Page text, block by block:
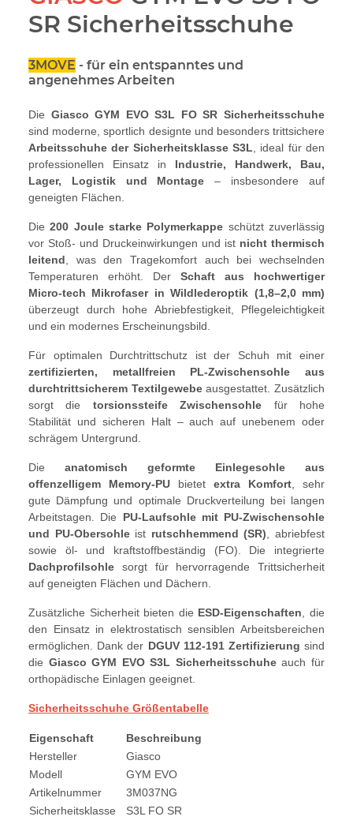
SR Sicherheitsschuhe
3MOVE - für ein entspanntes und
angenehmes Arbeiten
Die Giasco GYM EVO S3L FO SR Sicherheitsschuhe
sind moderne, sportlich designte und besonders trittsichere
Arbeitsschuhe der Sicherheitsklasse S3L , ideal für den
professionellen Einsatz in Industrie, Handwerk, Bau,
Lager, Logistik und Montage – insbesondere auf
geneigten Flächen.
Die200 Joule starke Polymerkappe schützt zuverlässig
vor Stoß- und Druckeinwirkungen und ist nicht thermisch
leitend , was den Tragekomfort auch bei wechselnden
Temperaturen erhöht. Der Schaft aus hochwertiger
Micro-tech Mikrofaser in Wildlederoptik (1,8–2,0 mm)
überzeugt durch hohe Abriebfestigkeit, Pflegeleichtigkeit
und ein modernes Erscheinungsbild.
Für optimalen Durchtrittschutz ist der Schuh mit einer
zertifizierten, metallfreien PL-Zwischensohle aus
durchtrittsicherem Textilgewebeausgestattet. Zusätzlich
sorgt die torsionssteife Zwischensohle für hohe
Stabilität und sicheren Halt – auch auf unebenem oder
schrägem Untergrund.
Die anatomisch geformte Einlegesohle aus
offenzelligem Memory-PU bietet extra Komfort , sehr
gute Dämpfung und optimale Druckverteilung bei langen
Arbeitstagen. Die PU-Laufsohle mit PU-Zwischensohle
und PU-Obersohleist rutschhemmend (SR) , abriebfest
sowie öl- und kraftstoffbeständig (FO). Die integrierte
Dachprofilsohle sorgt für hervorragende Trittsicherheit
auf geneigten Flächen und Dächern.
Zusätzliche Sicherheit bieten die ESD-Eigenschaften , die
den Einsatz in elektrostatisch sensiblen Arbeitsbereichen
ermöglichen. Dank der DGUV 112-191 Zertifizierung sind
die Giasco GYM EVO S3L Sicherheitsschuheauch für
orthopädische Einlagen geeignet.
Sicherheitsschuhe Größentabelle
Eigenschaft
Beschreibung
Hersteller
Giasco
Modell
GYM EVO
Artikelnummer
3M037NG
Sicherheitsklasse
S3L FO SR